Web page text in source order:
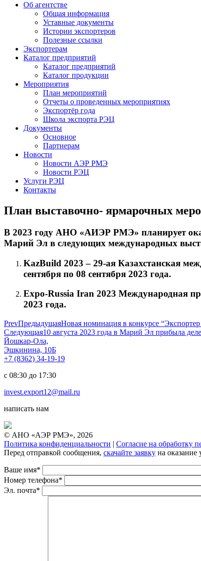
Об агентстве
Общая информация
Уставные документы
Истории экспортеров
Полезные ссылки
Экспортерам
Каталог предприятий
Каталог предприятий
Каталог продукции
Мероприятия
План мероприятий
Отчеты о проведенных мероприятиях
Экспортёр года
Школа экспорта РЭЦ
Документы
Основное
Партнерам
Новости
Новости АЭР РМЭ
Новости РЭЦ
Услуги РЭЦ
Контакты
План выставочно- ярмарочных
В 2023 году АНО «АИЭР РМЭ» планирует
Марий Эл в следующих международных
KazBuild 2023 – 29-ая Казахстанская
сентября по 08 сентября 2023 года.
Expo-Russia Iran 2023 Международная
2023 года.
PrevПредыдущаяНовая номинация в конкурсе “Экспортер
Следующая10 августа 2023 года в Марий Эл прибыла
Йошкар-Ола,
Эшкинина, 10Б
+7 (8362) 34-19-19
с 08:30 до 17:30
invest.export12@mail.ru
написать нам
© АНО «АЭР РМЭ», 2026
Политика конфиденциальности | Согласие на обработку
Перед отправкой сообщения, скачайте заявку на
Ваше имя*
Номер телефона*
Эл. почта*